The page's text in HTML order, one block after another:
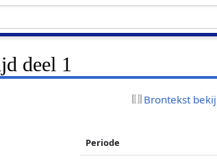
deel 1
Brontekst
Periode